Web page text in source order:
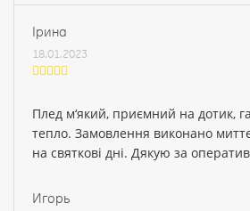
Ірина
18.01.2023
Плед м‘який, приємний на дотик,
тепло. Замовлення виконано
на святкові дні. Дякую за
Игорь